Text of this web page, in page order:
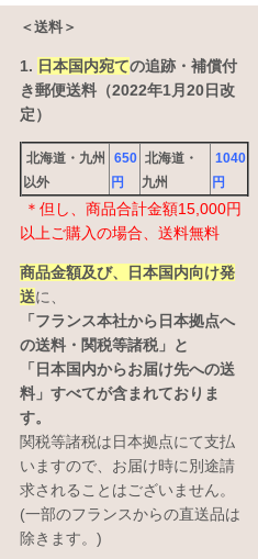
＜送料＞
1. 日本国内宛ての追跡・補償付
き郵便送料（2022年1月20日改
定）
北海道・九州
以外
650
円
北海道・
九州
1040
円
＊但し、商品合計金額15,000円
以上ご購入の場合、送料無料
商品金額及び、日本国内向け発
送に、
「フランス本社から日本拠点へ
の送料・関税等諸税」と
「日本国内からお届け先への送
料」すべてが含まれておりま
す。
関税等諸税は日本拠点にて支払
いますので、お届け時に別途請
求されることはございません。
(一部のフランスからの直送品は
除きます。)